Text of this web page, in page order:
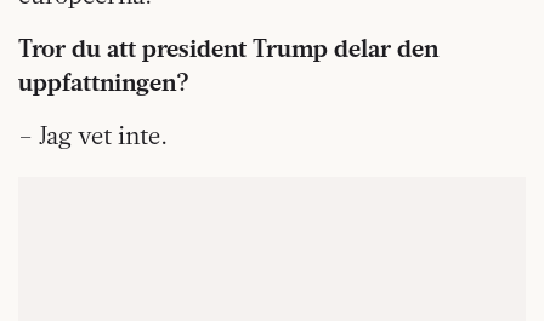
Tror du att president Trump delar den
uppfattningen?
– Jag vet inte.